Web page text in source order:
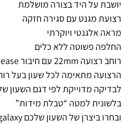
ובחרו ביצרן של השעון שלכם apple/Garmin/galaxy…